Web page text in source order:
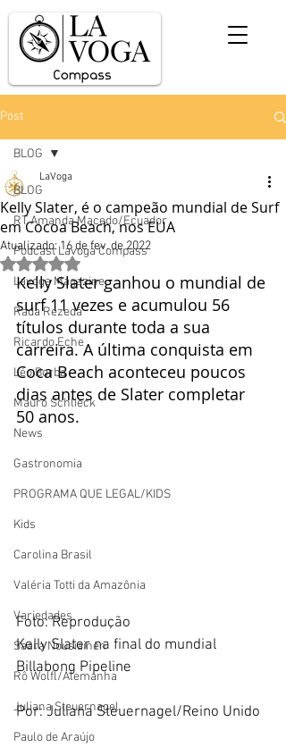
Post
BLOG
RT Amanda Macedo/Ecuador
Podcast Lavoga Compass
Lavoga Magazine
Rada Rezedá
Ricardo Eche
Léo Borba
Mauro Schlieck
News
Gastronomia
PROGRAMA QUE LEGAL/KIDS
Kids
Carolina Brasil
Valéria Totti da Amazônia
Variedades
Saara Nousiainen
Rô Wolfl/Alemanha
Juliana Steuernagel
Paulo de Araújo
BLOG
Kelly Slater, é o campeão mundial de Surf
em Cocoa Beach, nos EUA
LaVoga
Atualizado:16 de fev. de 2022
Avaliado com NaN de 5 estrelas.
Kelly Slater ganhou o mundial de
surf 11 vezes e acumulou 56
títulos durante toda a sua
carreira. A última conquista em
Coca Beach aconteceu poucos
dias antes de Slater completar
50 anos.
Foto: Reprodução
Kelly Slater na final do mundial
Billabong Pipeline
Por: Juliana Steuernagel/Reino Unido